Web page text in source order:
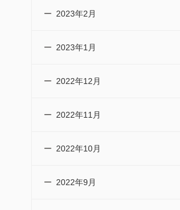
2023年2月
2023年1月
2022年12月
2022年11月
2022年10月
2022年9月